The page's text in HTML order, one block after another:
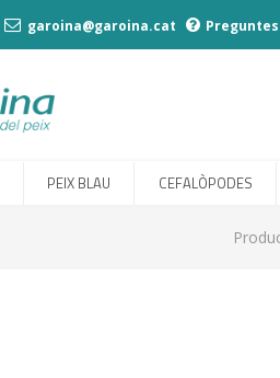
garoina@garoina.cat
PEIX BLAU CEFALÒPODES